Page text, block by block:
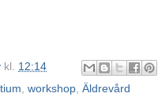
kl. 12:14
, workshop, Äldrevård